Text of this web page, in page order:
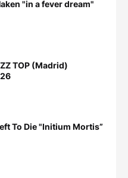
"in a fever dream"
TOP (Madrid)
To Die "Initium Mortis”